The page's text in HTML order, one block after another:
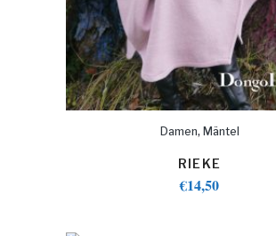
Damen, Mäntel
RIEKE
€14,50